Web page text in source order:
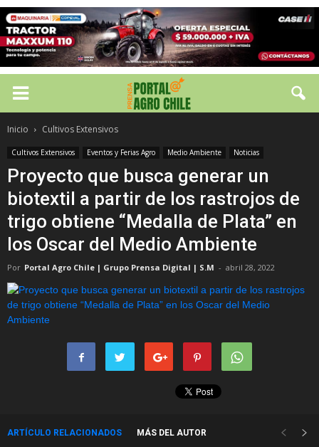
Inicio Cultivos Extensivos
Cultivos Extensivos Eventos y Ferias Agro Medio Ambiente Noticias
Proyecto que busca generar un
biotextil a partir de los rastrojos de
trigo obtiene “Medalla de Plata” en
los Oscar del Medio Ambiente
Por Portal Agro Chile | Grupo Prensa Digital | S.M - abril 28, 2022
ARTÍCULO RELACIONADOS MÁS DEL AUTOR